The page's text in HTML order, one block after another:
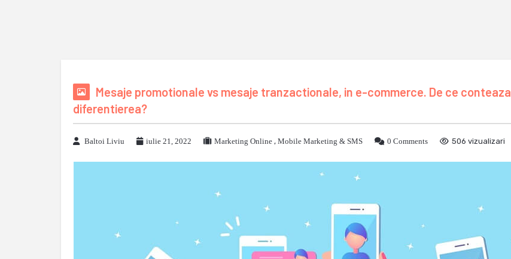
Mesaje promotionale vs mesaje tranzactionale, in e-commerce. De ce conteaza
diferentierea?
Baltoi Liviu iulie 21, 2022 Marketing Online , Mobile Marketing & SMS 0 Comments 506 vizualizari